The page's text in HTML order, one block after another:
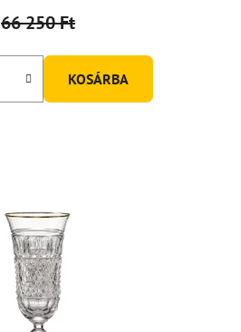
66 250 Ft
KOSÁRBA